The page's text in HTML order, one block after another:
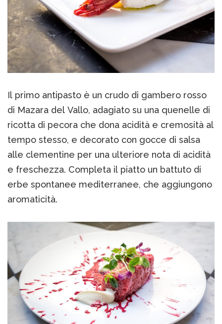
Il primo antipasto è un crudo di gambero rosso
di Mazara del Vallo, adagiato su una quenelle di
ricotta di pecora che dona acidità e cremosità al
tempo stesso, e decorato con gocce di salsa
alle clementine per una ulteriore nota di acidità
e freschezza. Completa il piatto un battuto di
erbe spontanee mediterranee, che aggiungono
aromaticità.